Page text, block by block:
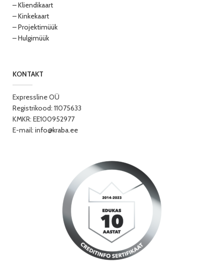
– Kliendikaart
– Kinkekaart
– Projektimüük
– Hulgimüük
KONTAKT
Expressline OÜ
Registrikood: 11075633
KMKR: EE100952977
E-mail: info@kraba.ee